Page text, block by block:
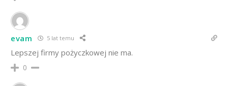
evam 5 lat temu
Lepszej firmy pożyczkowej nie ma.
0